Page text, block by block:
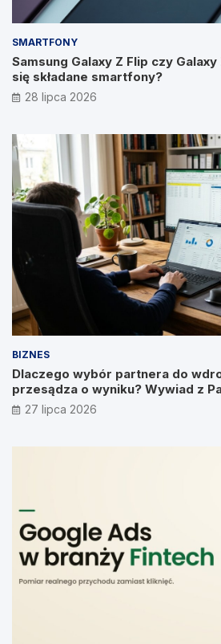
SMARTFONY
Samsung Galaxy Z Flip czy
się składane smartfony?
28 lipca 2026
BIZNES
Dlaczego wybór partnera do
przesądza o wyniku? Wywiad z
Prymakowskim, CEO IT Vision
27 lipca 2026